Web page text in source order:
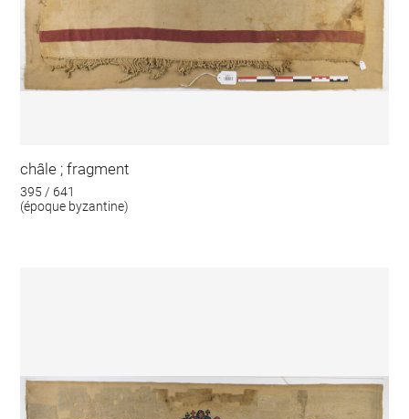
châle ; fragment
395 / 641
(époque byzantine)